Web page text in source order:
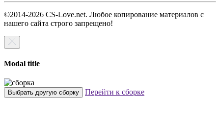
©2014-2026 CS-Love.net. Любое копирование материалов с
нашего сайта строго запрещено!
Modal title
Выбрать другую сборку Перейти к сборке